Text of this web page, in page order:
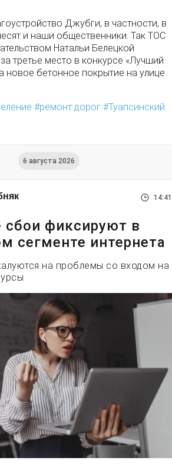
Джубги, в частности, в
и наши общественники. Так ТОС
Натальи Белецкой
третье место в конкурсе «Лучший
новое бетонное покрытие на улице
ремонт дорог
Туапсинский
6 августа 2026
14:41
фиксируют в
сегменте интернета
на проблемы со входом на